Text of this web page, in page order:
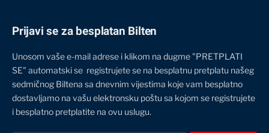
Prijavi se za besplatan Bilten
Unosom vaše e-mail adrese i klikom na dugme "PRETPLATI
SE" automatski se registrujete se na besplatnu pretplatu našeg
sedmičnog Biltena sa dnevnim vijestima koje vam besplatno
dostavljamo na vašu elektronsku poštu sa kojom se registrujete
i besplatno pretplatite na ovu uslugu.